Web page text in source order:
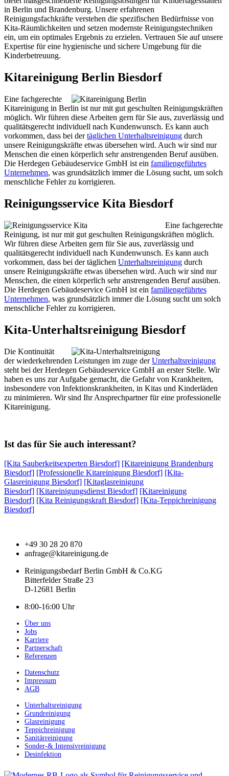
in Berlin und Brandenburg. Unsere erfahrenen
Reinigungsfachkräfte verstehen die spezifischen Bedürfnisse von
Kita-Räumlichkeiten und setzen modernste Reinigungstechniken
ein, um ein optimales Ergebnis zu erzielen. Vertrauen Sie auf unsere
Expertise für eine hygienische und sichere Umgebung für die
Kinderbetreuung.
Kitareinigung Berlin Biesdorf
Eine fachgerechte
Kitareinigung in Berlin ist nur mit gut geschulten Reinigungskräften
möglich. Wir führen diese Arbeiten gern für Sie aus, zuverlässig und
qualitätsgerecht individuell nach Kundenwunsch. Es kann auch
vorkommen, dass bei dertäglichen Unterhaltsreinigung durch
unsere Reinigungskräfte etwas übersehen wird. Auch wir sind nur
Menschen die einen körperlich sehr anstrengenden Beruf ausüben.
Die Herdegen Gebäudeservice GmbH ist ein familiengeführtes
Unternehmen, was grundsätzlich immer die Lösung sucht, um solch
menschliche Fehler zu korrigieren.
Reinigungsservice Kita Biesdorf
Eine fachgerechte
Reinigung, ist nur mit gut geschulten Reinigungskräften möglich.
Wir führen diese Arbeiten gern für Sie aus, zuverlässig und
qualitätsgerecht individuell nach Kundenwunsch. Es kann auch
vorkommen, dass bei der täglichen Unterhaltsreinigung durch
unsere Reinigungskräfte etwas übersehen wird. Auch wir sind nur
Menschen, die einen körperlich sehr anstrengenden Beruf ausüben.
Die Herdegen Gebäudeservice GmbH ist ein familiengeführtes
Unternehmen, was grundsätzlich immer die Lösung sucht um solch
menschliche Fehler zu korrigieren.
Kita-Unterhaltsreinigung Biesdorf
Die Kontinuität
der wiederkehrenden Leistungen im zuge derUnterhaltsreinigung
steht bei der Herdegen Gebäudeservice GmbH an erster Stelle. Wir
haben es uns zur Aufgabe gemacht, die Gefahr von Krankheiten,
insbesondere von Infektionskrankheiten, in Kitas und Kinderläden
zu minimieren. Wir sind Ihr Ansprechpartner für eine professionelle
Kitareinigung.
Ist das für Sie auch interessant?
[Kita Sauberkeitsexperten Biesdorf] [Kitareinigung Brandenburg
Biesdorf] [Professionelle Kitareinigung Biesdorf] [Kita-
Glasreinigung Biesdorf] [Kitaglasreinigung
Biesdorf] [Kitareinigungsdienst Biesdorf] [Kitareinigung
Biesdorf] [Kita Reinigungskraft Biesdorf] [Kita-Teppichreinigung
Biesdorf]
+49 30 28 20 870
anfrage@kitareinigung.de
Reinigungsbedarf Berlin GmbH & Co.KG
Bitterfelder Straße 23
D-12681 Berlin
8:00-16:00 Uhr
Über uns
Jobs
Karriere
Partnerschaft
Referenzen
Datenschutz
Impressum
AGB
Unterhaltsreinigung
Grundreinigung
Glasreinigung
Teppichreinigung
Sanitärreinigung
Sonder-& Intensivreinigung
Desinfektion